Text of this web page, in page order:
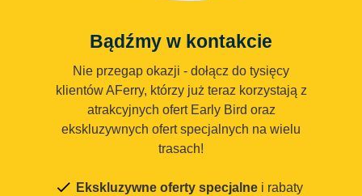
Bądźmy w kontakcie
Nie przegap okazji - dołącz do tysięcy
klientów AFerry, którzy już teraz korzystają z
atrakcyjnych ofert Early Bird oraz
ekskluzywnych ofert specjalnych na wielu
trasach!
Ekskluzywne oferty specjalne i rabaty